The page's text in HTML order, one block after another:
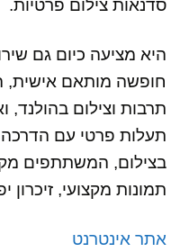
סדנאות צילום פרטיות.
היא מציעה כיום גם
חופשה מותאם אישית,
תרבות וצילום בהולנד,
תעלות פרטי עם הדרכה
בצילום, המשתתפים
תמונות מקצועי, זיכרון
אתר אינטרנט